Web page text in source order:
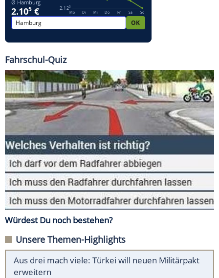
Fahrschul-Quiz
Würdest Du noch bestehen?
Unsere Themen-Highlights
Aus drei mach viele: Türkei will neuen Militärpakt
erweitern